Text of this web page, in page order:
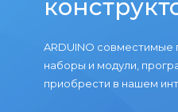
можете
ценам!